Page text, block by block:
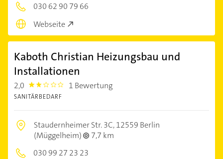
030 62 90 79 66
Webseite
Kaboth Christian Heizungsbau und
Installationen
2,0 2.0 1 Bewertung
SANITÄRBEDARF
Staudernheimer Str. 3C,12559 Berlin
(Müggelheim)
7,7 km
030 99 27 23 23